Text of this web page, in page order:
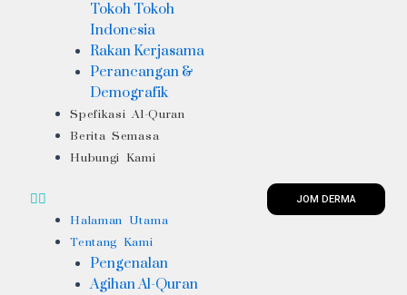
Tokoh Tokoh
Indonesia
Rakan Kerjasama
Perancangan &
Demografik
Spefikasi Al-Quran
Berita Semasa
Hubungi Kami
Halaman Utama
Tentang Kami
Pengenalan
Agihan Al-Quran
JOM DERMA